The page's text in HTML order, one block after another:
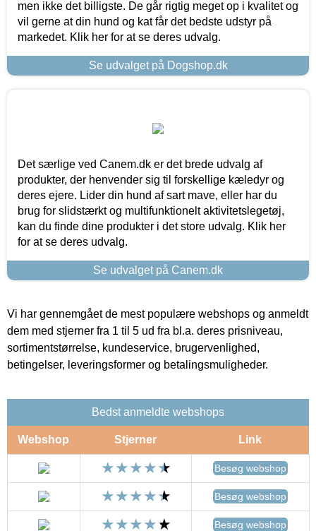
men ikke det billigste. De går rigtig meget op i kvalitet og
vil gerne at din hund og kat får det bedste udstyr på
markedet. Klik her for at se deres udvalg.
Se udvalget på Dogshop.dk
Det særlige ved Canem.dk er det brede udvalg af
produkter, der henvender sig til forskellige kæledyr og
deres ejere. Lider din hund af sart mave, eller har du
brug for slidstærkt og multifunktionelt aktivitetslegetøj,
kan du finde dine produkter i det store udvalg. Klik her
for at se deres udvalg.
Se udvalget på Canem.dk
Vi har gennemgået de mest populære webshops og anmeldt
dem med stjerner fra 1 til 5 ud fra bl.a. deres prisniveau,
sortimentstørrelse, kundeservice, brugervenlighed,
betingelser, leveringsformer og betalingsmuligheder.
Bedst anmeldte webshops
Webshop Stjerner Link
Besøg webshop
Besøg webshop
Besøg webshop